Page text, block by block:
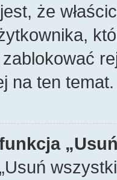
że
zablokować
na ten temat.